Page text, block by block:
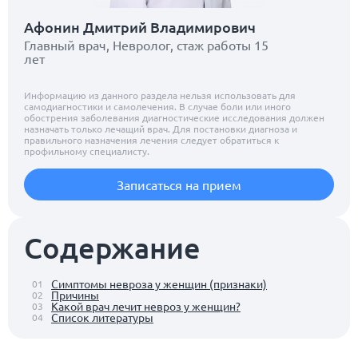
Содержание
01 Симптомы невроза у женщин (признаки)
02 Причины
03 Какой врач лечит невроз у женщин?
04 Список литературы
Афонин Дмитрий Владимирович
Главный врач, Невролог, стаж работы 15
лет
Информацию из данного раздела нельзя использовать для
самодиагностики и самолечения. В случае боли или иного
обострения заболевания диагностические исследования должен
назначать только лечащий врач. Для постановки диагноза и
правильного назначения лечения следует обратиться к
профильному специалисту.
Записаться на прием